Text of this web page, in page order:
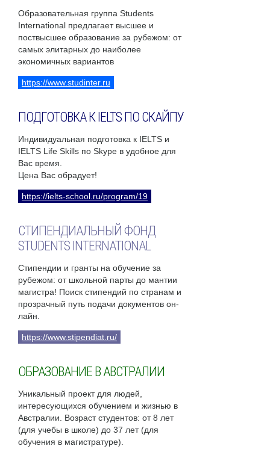
Образовательная группа Students
International предлагает высшее и
поствысшее образование за рубежом: от
самых элитарных до наиболее
экономичных вариантов
https://www.studinter.ru
ПОДГОТОВКА К IELTS ПО СКАЙПУ
Индивидуальная подготовка к IELTS и
IELTS Life Skills по Skype в удобное для
Вас время.
Цена Вас обрадует!
https://ielts-school.ru/program/19
СТИПЕНДИАЛЬНЫЙ ФОНД
STUDENTS INTERNATIONAL
Стипендии и гранты на обучение за
рубежом: от школьной парты до мантии
магистра! Поиск стипендий по странам и
прозрачный путь подачи документов он-
лайн.
https://www.stipendiat.ru/
ОБРАЗОВАНИЕ В АВСТРАЛИИ
Уникальный проект для людей,
интересующихся обучением и жизнью в
Австралии. Возраст студентов: от 8 лет
(для учебы в школе) до 37 лет (для
обучения в магистратуре).